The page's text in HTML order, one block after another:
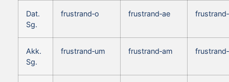
Dat.
Sg.
frustrand‑o frustrand‑ae
Akk.
Sg.
frustrand‑um frustrand‑am